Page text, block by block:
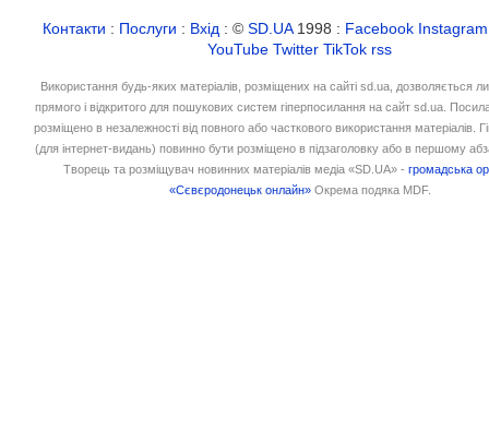
Контакти : Послуги : Вхід : ©SD.UA1998 : Facebook Instagram
YouTube Twitter TikTok rss
Використання будь-яких матеріалів, розміщених на сайті sd.ua, дозволяється
прямого і відкритого для пошукових систем гіперпосилання на сайт sd.ua.
розміщено в незалежності від повного або часткового використання матеріалів.
(для інтернет-видань) повинно бути розміщено в підзаголовку або в першому
Творець та розміщувач новинних матеріалів медіа «SD.UA» -громадська
«Сєвєродонецьк онлайн» Окрема подяка MDF.